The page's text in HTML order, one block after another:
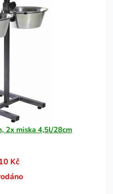
2x miska 4,5l/28cm
Kč